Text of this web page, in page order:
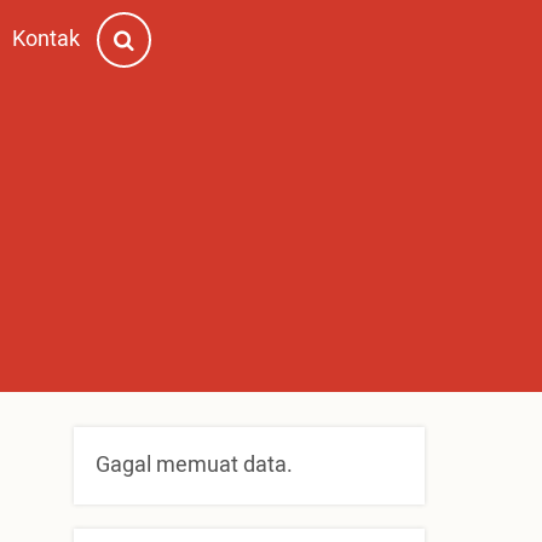
Kontak
Gagal memuat data.